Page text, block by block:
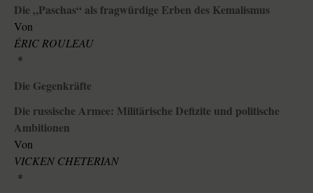
Die „Paschas“ als fragwürdige Erben des Kemalismus
Von
ÉRIC ROULEAU
*
Die Gegenkräfte
Die russische Armee: Militärische Defizite und politische
Ambitionen
Von
VICKEN CHETERIAN
*